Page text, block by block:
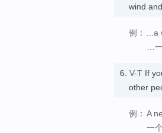
wind
例：
…
6. V-T If
other
例： A
一